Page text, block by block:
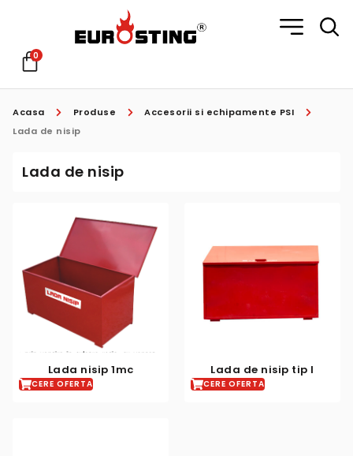
0
Acasa Produse
Accesorii si echipamente PSI
Lada de nisip
Lada de nisip
Lada nisip 1mc
CERE OFERTA
Lada de nisip tip I
CERE OFERTA